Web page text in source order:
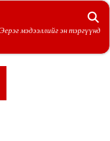
Эерэг мэдээллийг эн тэргүүнд